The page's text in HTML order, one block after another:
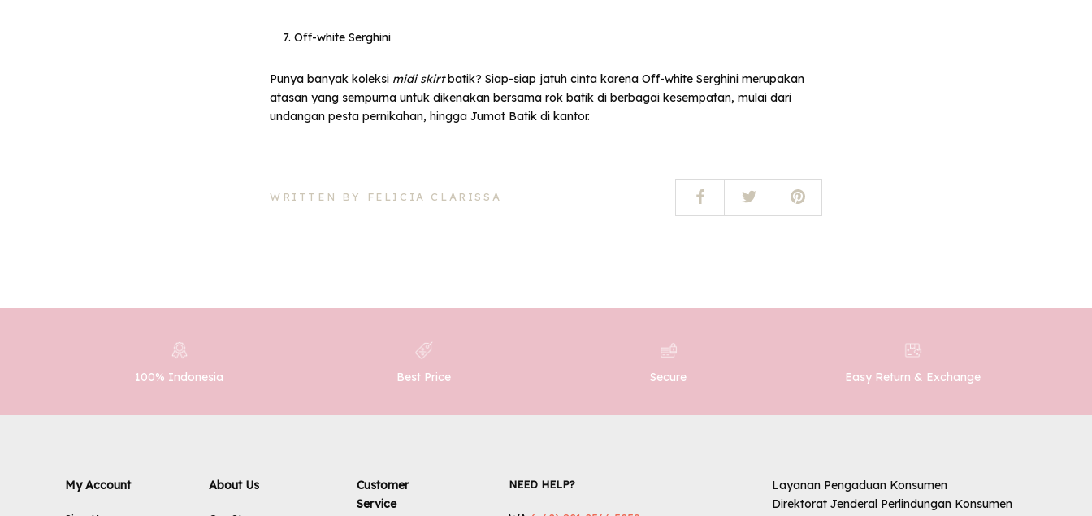
Off-white Serghini
Punya banyak koleksi midi skirtbatik? Siap-siap jatuh cinta karena Off-white Serghini merupakan
atasan yang sempurna untuk dikenakan bersama rok batik di berbagai kesempatan, mulai dari
undangan pesta pernikahan, hingga Jumat Batik di kantor.
WRITTEN BY FELICIA CLARISSA
100% Indonesia Best Price Secure Easy Return & Exchange
My Account About Us
Customer
Service
NEED HELP?
Layanan Pengaduan Konsumen
Direktorat Jenderal Perlindungan Konsumen